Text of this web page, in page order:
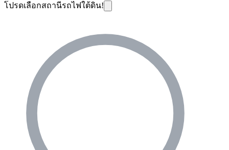
โปรดเลือกสถานีรถไฟใต้ดิน!